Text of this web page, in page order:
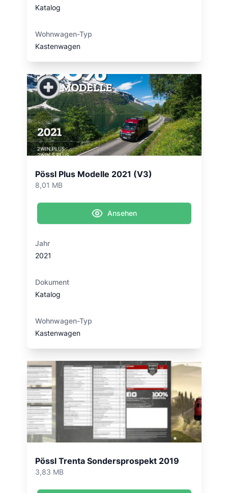
Katalog
Wohnwagen-Typ
Kastenwagen
Pössl Plus Modelle 2021 (V3)
8,01 MB
Ansehen
Jahr
2021
Dokument
Katalog
Wohnwagen-Typ
Kastenwagen
Pössl Trenta Sondersprospekt 2019
3,83 MB